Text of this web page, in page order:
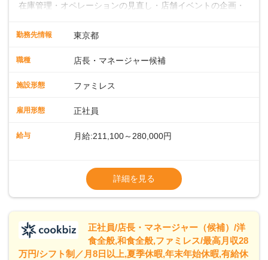
在庫管理・オペレーションの見直し・店舗イベントの企画・
入社後はスキルに合わせた業務からお任せしますので、徐々
向上を目指すDX推進～ ◆すかいらーくのレストランでは、
スタッフの働きやすさをサポートしています。配膳ロボット
や歩行数が約40%も削減されました！また、配膳ロボットに
なDX（デジタルトランスフォーメーション）の取り組みを進
います。私たちは、多様な働き方を提供し、ライフステージ
に合わせた柔軟な勤務時間や働きやすい環境を整えていま
います。
勤務先情報 東京都
職種 店長・マネージャー候補
施設形態 ファミレス
雇用形態 正社員
給与 月給:211,100～280,000円
※残業代全額支給
※経験に応じて応相談①ナショナル社員：月
給245,800円～②エリア社員 ：月給
詳細を見る
正社員/店長・マネージャー（候補）/洋
食全般,和食全般,ファミレス/最高月収28
万円/シフト制／月8日以上,夏季休暇,年末年始休暇,有給休